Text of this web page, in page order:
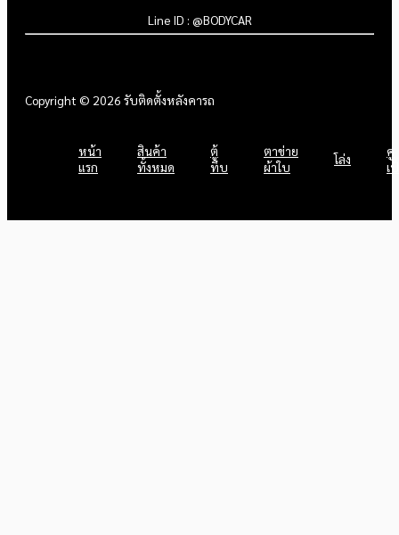
Line ID : @BODYCAR
Copyright © 2026 รับติดตั้งหลังคารถ
หน้า
แรก
สินค้า
ทั้งหมด
ตู้
ทึบ
ตาข่าย
ผ้าใบ
โล่ง
คู
เป้